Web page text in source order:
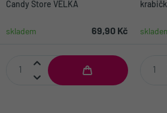
Candy Store VELKÁ
skladem 69,90 Kč